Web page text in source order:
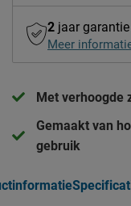
2 jaar garantie
Meer
Met verhoogde
Gemaakt van
gebruik